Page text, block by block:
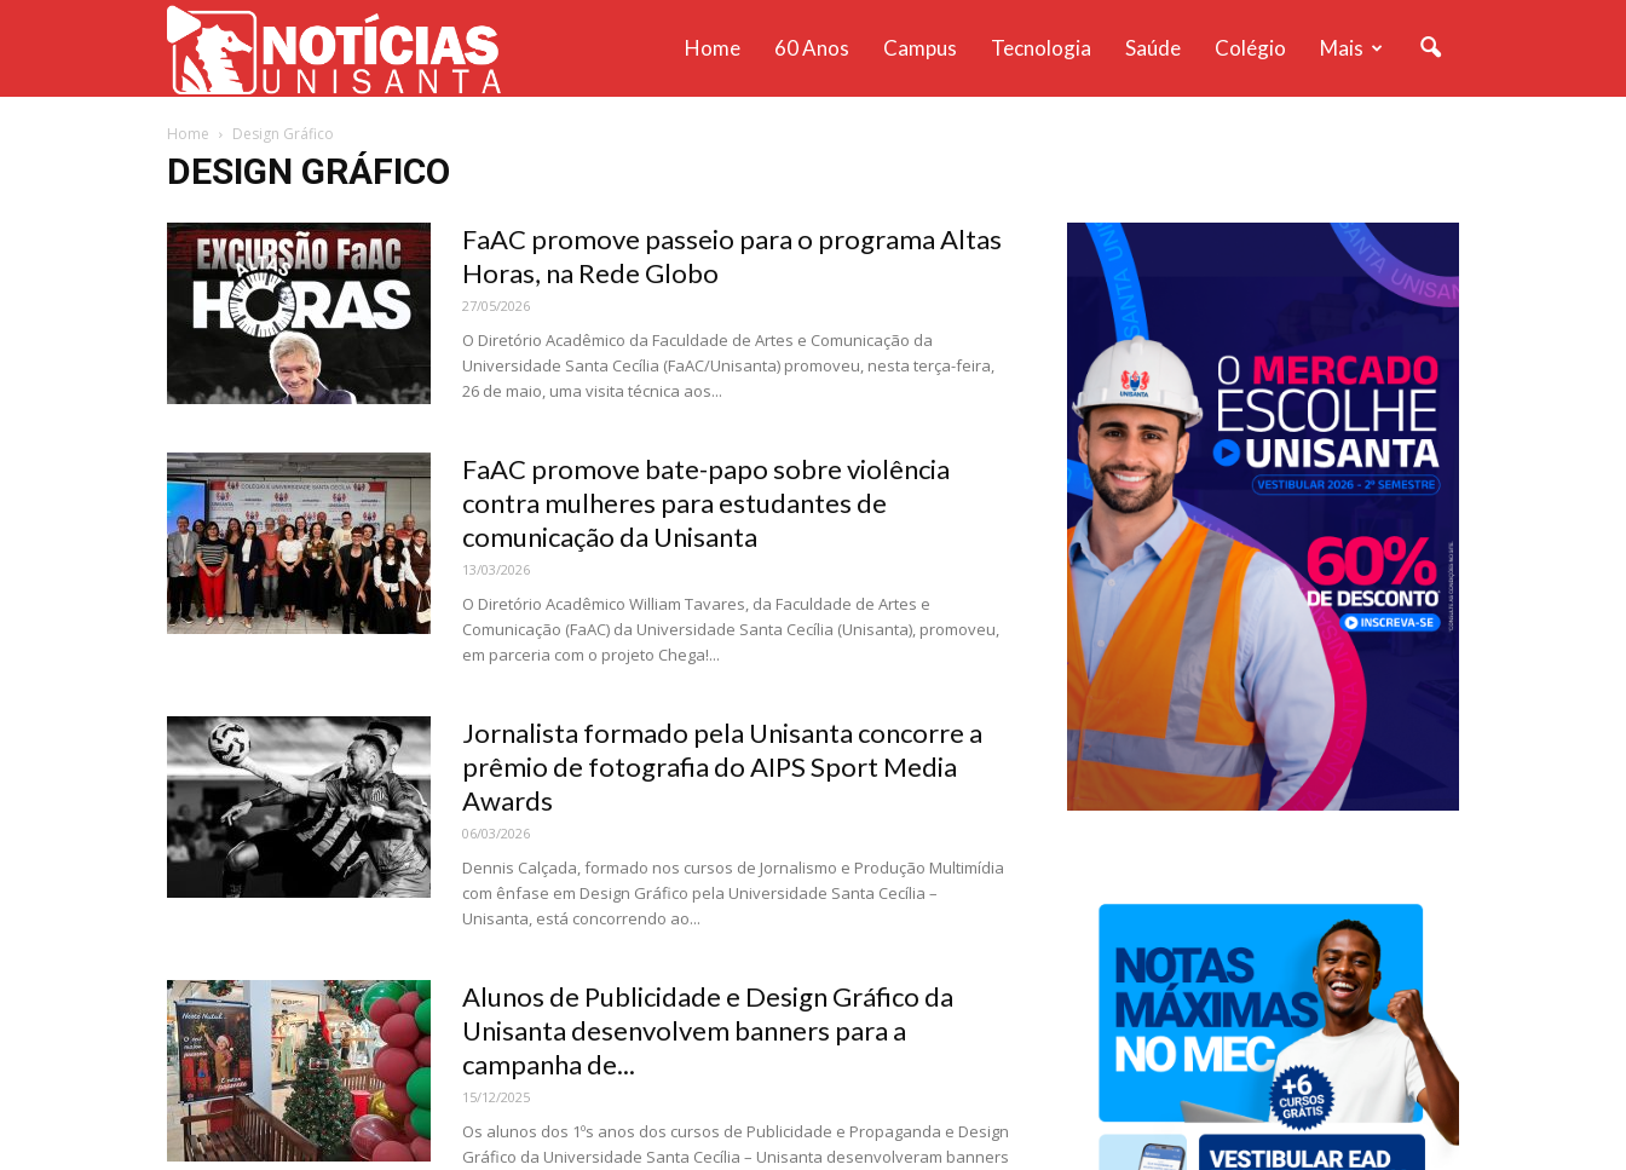
Home 60 Anos Campus Tecnologia Saúde Colégio Mais
Home Design Gráfico
DESIGN GRÁFICO
FaAC promove passeio para o programa Altas
Horas, na Rede Globo
27/05/2026
O Diretório Acadêmico da Faculdade de Artes e Comunicação da
Universidade Santa Cecília (FaAC/Unisanta) promoveu, nesta terça-feira,
26 de maio, uma visita técnica aos...
FaAC promove bate-papo sobre violência
contra mulheres para estudantes de
comunicação da Unisanta
13/03/2026
O Diretório Acadêmico William Tavares, da Faculdade de Artes e
Comunicação (FaAC) da Universidade Santa Cecília (Unisanta), promoveu,
em parceria com o projeto Chega!...
Jornalista formado pela Unisanta concorre a
prêmio de fotografia do AIPS Sport Media
Awards
06/03/2026
Dennis Calçada, formado nos cursos de Jornalismo e Produção Multimídia
com ênfase em Design Gráfico pela Universidade Santa Cecília –
Unisanta, está concorrendo ao...
Alunos de Publicidade e Design Gráfico da
Unisanta desenvolvem banners para a
campanha de...
15/12/2025
Os alunos dos 1ºs anos dos cursos de Publicidade e Propaganda e Design
Gráfico da Universidade Santa Cecília – Unisanta desenvolveram banners